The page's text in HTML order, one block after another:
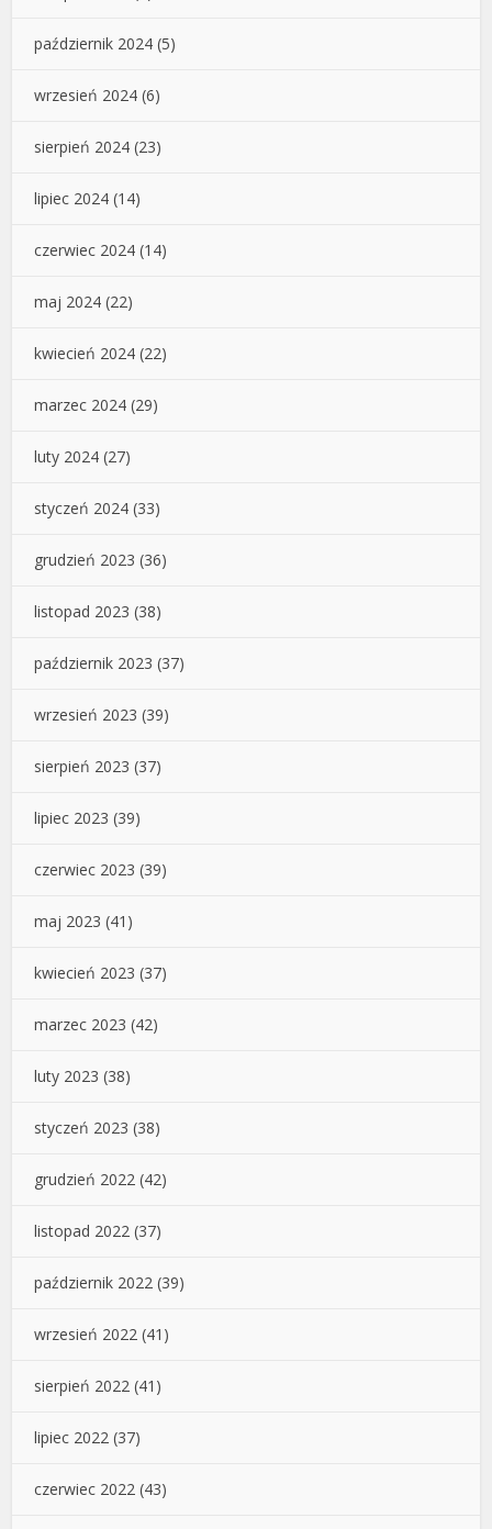
październik 2024 (5)
wrzesień 2024 (6)
sierpień 2024 (23)
lipiec 2024 (14)
czerwiec 2024 (14)
maj 2024 (22)
kwiecień 2024 (22)
marzec 2024 (29)
luty 2024 (27)
styczeń 2024 (33)
grudzień 2023 (36)
listopad 2023 (38)
październik 2023 (37)
wrzesień 2023 (39)
sierpień 2023 (37)
lipiec 2023 (39)
czerwiec 2023 (39)
maj 2023 (41)
kwiecień 2023 (37)
marzec 2023 (42)
luty 2023 (38)
styczeń 2023 (38)
grudzień 2022 (42)
listopad 2022 (37)
październik 2022 (39)
wrzesień 2022 (41)
sierpień 2022 (41)
lipiec 2022 (37)
czerwiec 2022 (43)